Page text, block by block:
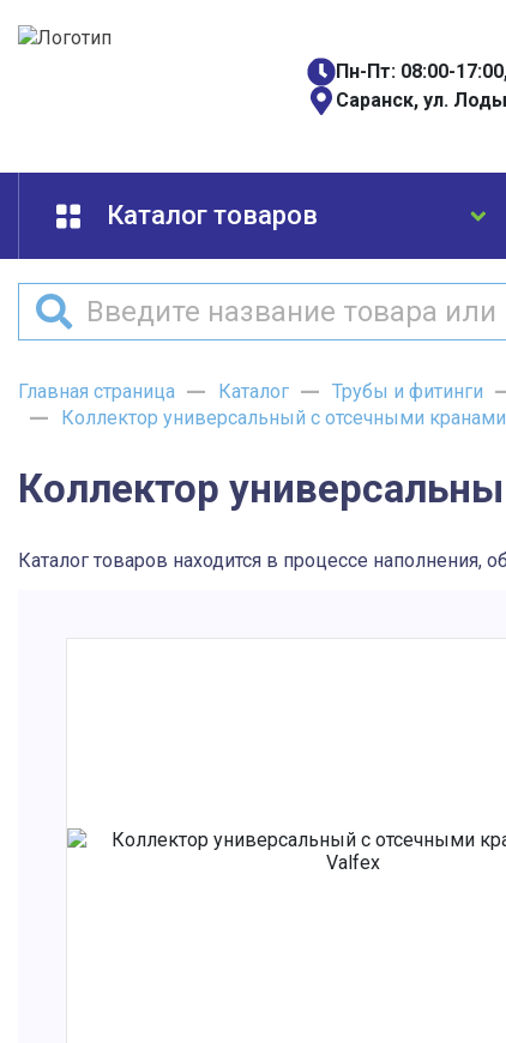
Пн-Пт: 08:00-
Саранск, ул.
Каталог товаров
Главная страница Каталог Трубы и фитинги
Коллектор универсальный с отсечными
Коллектор
Каталог товаров находится в процессе наполнения,